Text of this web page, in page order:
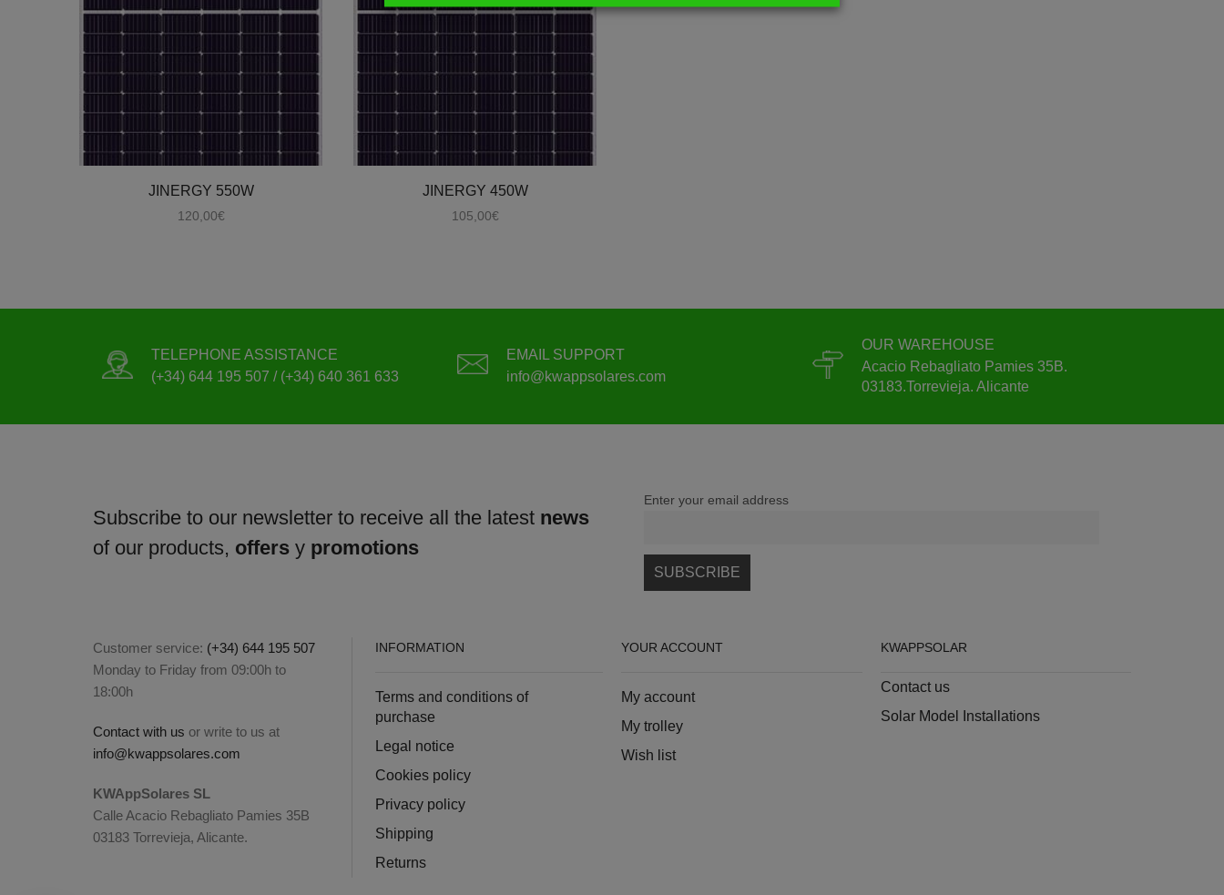
JINERGY 550W
120,00€
JINERGY 450W
105,00€
TELEPHONE ASSISTANCE
(+34) 644 195 507 / (+34) 640 361 633
EMAIL SUPPORT
info@kwappsolares.com
OUR WAREHOUSE
Acacio Rebagliato Pamies 35B.
03183.Torrevieja. Alicante
Subscribe to our newsletter to receive all the latest news
of our products, offers y promotions
Enter your email address
Customer service: (+34) 644 195 507
Monday to Friday from 09:00h to
18:00h
Contact with us or write to us at
info@kwappsolares.com
KWAppSolares SL
Calle Acacio Rebagliato Pamies 35B
03183 Torrevieja, Alicante.
INFORMATION
Terms and conditions of
purchase
Legal notice
Cookies policy
Privacy policy
Shipping
Returns
YOUR ACCOUNT
My account
My trolley
Wish list
KWAPPSOLAR
Contact us
Solar Model Installations